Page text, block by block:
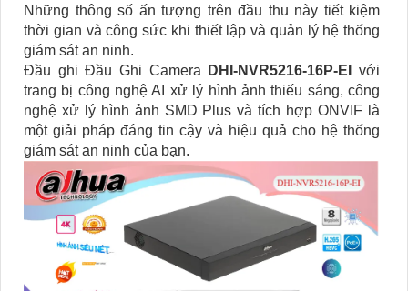
Những thông số ấn tượng trên đầu thu này tiết kiệm
thời gian và công sức khi thiết lập và quản lý hệ thống
giám sát an ninh.
Đầu ghi Đầu Ghi Camera
DHI-NVR5216-16P-EI
với
trang bị công nghệ AI xử lý hình ảnh thiếu sáng, công
nghệ xử lý hình ảnh SMD Plus và tích hợp ONVIF là
một giải pháp đáng tin cậy và hiệu quả cho hệ thống
giám sát an ninh của bạn.